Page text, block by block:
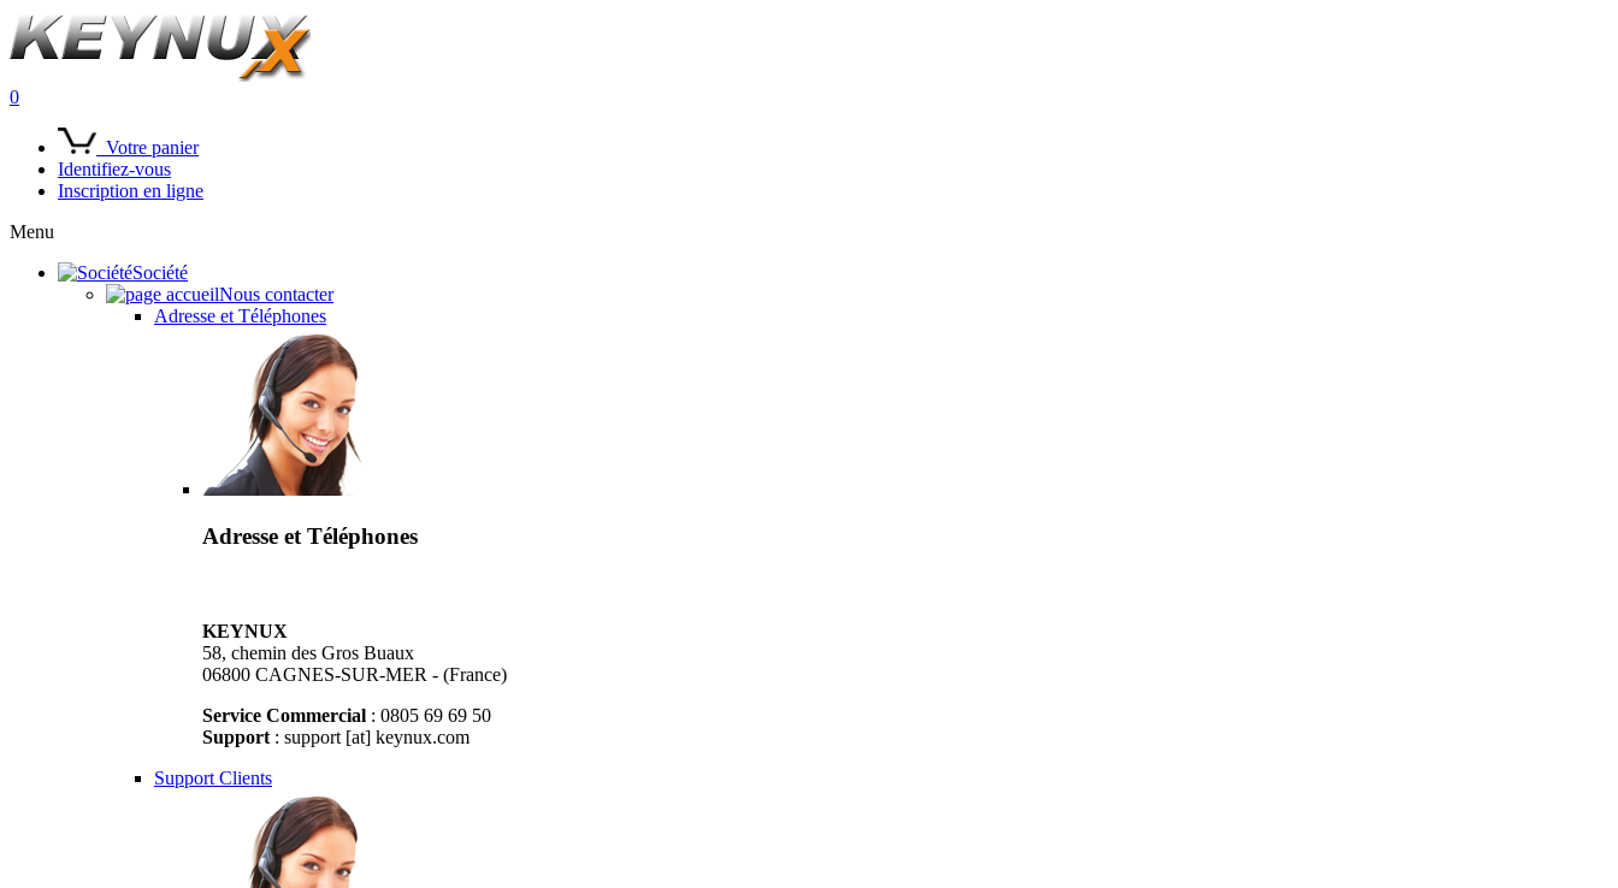
0
Votre panier
Identifiez-vous
Inscription en ligne
Menu
Société
Nous contacter
Adresse et Téléphones
Adresse et Téléphones
KEYNUX
58, chemin des Gros Buaux
06800 CAGNES-SUR-MER - (France)
Service Commercial : 0805 69 69 50
Support : support [at] keynux.com
Support Clients